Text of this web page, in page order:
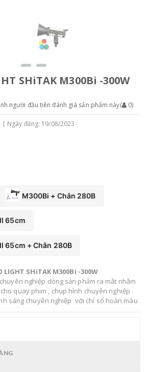
SHiTAK M300Bi -300W
người đầu tiên đánh giá sản phẩm này( 0)
Ngày đăng: 19/08/2023
M300Bi + Chân 280B
65cm
65cm + Chân 280B
LIGHT SHiTAK M300Bi -300W
nghiệp dòng sản phẩm ra mắt nhằm
quay phim , chụp hình chuyên nghiệp
sáng chuyên nghiệp với chỉ số hoàn màu
cho việc điều chỉnh ánh sáng - Tặng kèm